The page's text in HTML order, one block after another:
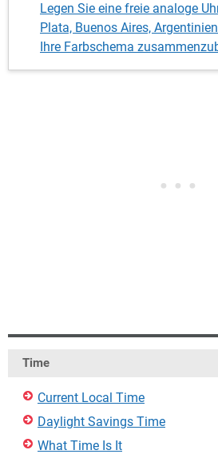
Legen Sie eine freie analoge
Plata, Buenos Aires,
Ihre Farbschema
Time
Current Local Time
Daylight Savings Time
What Time Is It